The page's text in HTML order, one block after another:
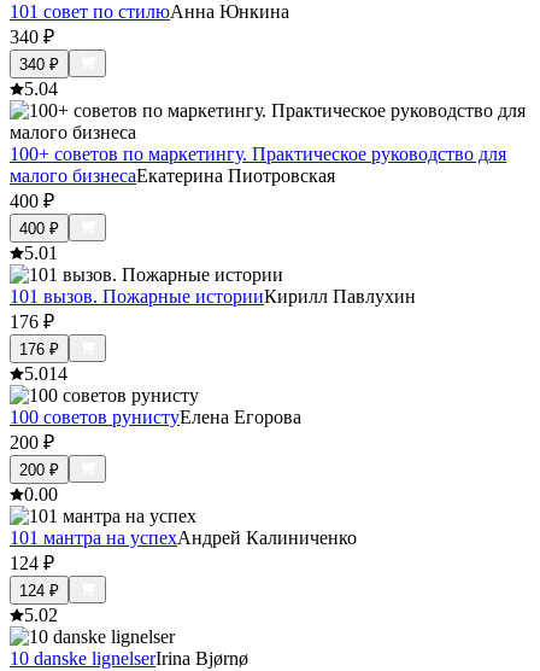
101 совет по стилюАнна Юнкина
340 ₽
340 ₽
5.04
100+ советов по маркетингу. Практическое руководство для
малого бизнесаЕкатерина Пиотровская
400 ₽
400 ₽
5.01
101 вызов. Пожарные историиКирилл Павлухин
176 ₽
176 ₽
5.014
100 советов рунистуЕлена Егорова
200 ₽
200 ₽
0.00
101 мантра на успехАндрей Калиниченко
124 ₽
124 ₽
5.02
10 danske lignelserIrina Bjørnø